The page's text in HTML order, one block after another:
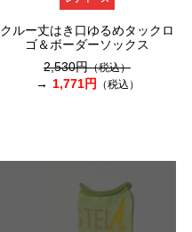
クルー丈はき口ゆるめタックロ
ゴ＆ボーダーソックス
2,530円（税込）
1,771円 （税込）